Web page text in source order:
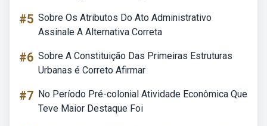
#5 Sobre Os Atributos Do Ato Administrativo
Assinale A Alternativa Correta
#6 Sobre A Constituição Das Primeiras Estruturas
Urbanas é Correto Afirmar
#7 No Período Pré-colonial Atividade Econômica Que
Teve Maior Destaque Foi